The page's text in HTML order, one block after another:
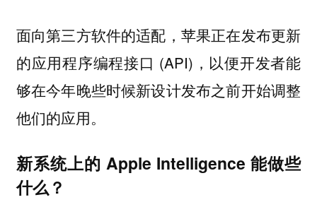
面向第三方软件的适配，苹果正在发布更新
的应用程序编程接口 (API)，以便开发者能
够在今年晚些时候新设计发布之前开始调整
他们的应用。
新系统上的 Apple Intelligence 能做些
什么？